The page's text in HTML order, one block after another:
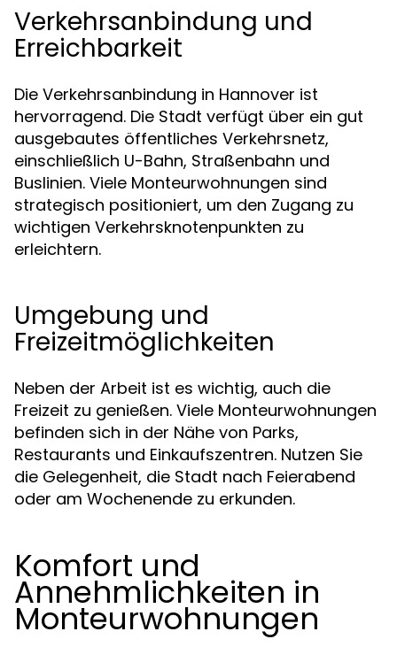
Verkehrsanbindung und
Erreichbarkeit
Die Verkehrsanbindung in Hannover ist
hervorragend. Die Stadt verfügt über ein gut
ausgebautes öffentliches Verkehrsnetz,
einschließlich U-Bahn, Straßenbahn und
Buslinien. Viele Monteurwohnungen sind
strategisch positioniert, um den Zugang zu
wichtigen Verkehrsknotenpunkten zu
erleichtern.
Umgebung und
Freizeitmöglichkeiten
Neben der Arbeit ist es wichtig, auch die
Freizeit zu genießen. Viele Monteurwohnungen
befinden sich in der Nähe von Parks,
Restaurants und Einkaufszentren. Nutzen Sie
die Gelegenheit, die Stadt nach Feierabend
oder am Wochenende zu erkunden.
Komfort und
Annehmlichkeiten in
Monteurwohnungen